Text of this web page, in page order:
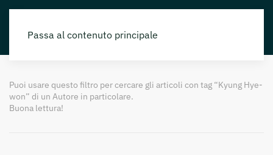
Passa al contenuto principale
Puoi usare questo filtro per cercare gli articoli con tag “Kyung Hye-
won” di un Autore in particolare.
Buona lettura!